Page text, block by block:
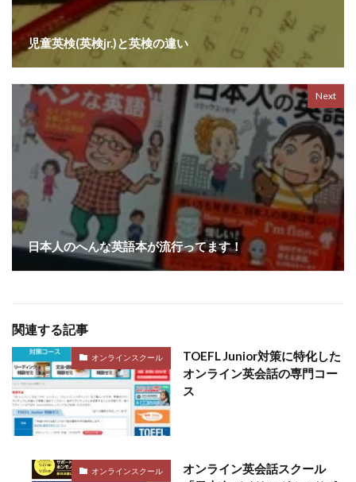
児童英検(英検jr.)と英検の違い
Next
日本人のへんな英語本が流行ってます！
関連する記事
オンラインスクール
TOEFL Junior対策に特化した
オンライン英会話の専門コー
ス
オンラインスクール
オンライン英会話スクール